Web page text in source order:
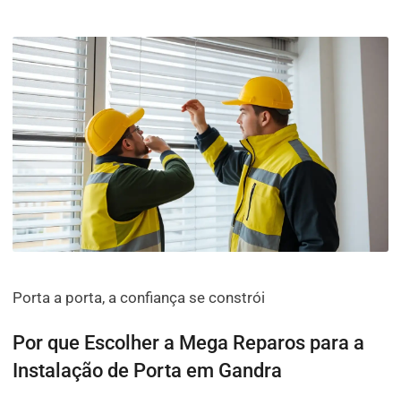
Porta a porta, a confiança se constrói
Por que Escolher a Mega Reparos para a
Instalação de Porta em Gandra